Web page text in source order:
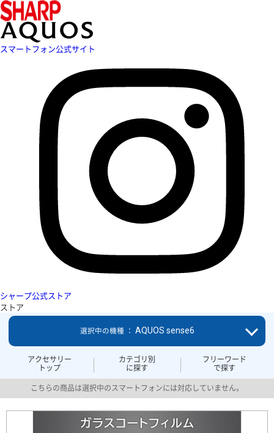
スマートフォン公式サイト
シャープ公式ストア
ストア
アクセサリー
トップ
カテゴリ別
に探す
フリーワード
で探す
選択中の機種 ： AQUOS sense6
こちらの商品は選択中のスマートフォンには対応していません。